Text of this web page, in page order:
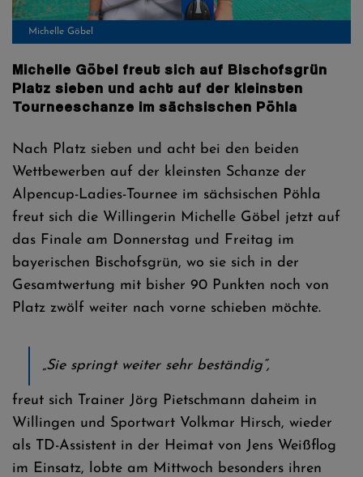
Michelle Göbel
Michelle Göbel freut sich auf Bischofsgrün
Platz sieben und acht auf der kleinsten
Tourneeschanze im sächsischen Pöhla
Nach Platz sieben und acht bei den beiden
Wettbewerben auf der kleinsten Schanze der
Alpencup-Ladies-Tournee im sächsischen Pöhla
freut sich die Willingerin Michelle Göbel jetzt auf
das Finale am Donnerstag und Freitag im
bayerischen Bischofsgrün, wo sie sich in der
Gesamtwertung mit bisher 90 Punkten noch von
Platz zwölf weiter nach vorne schieben möchte.
„Sie springt weiter sehr beständig“,
freut sich Trainer Jörg Pietschmann daheim in
Willingen und Sportwart Volkmar Hirsch, wieder
als TD-Assistent in der Heimat von Jens Weißflog
im Einsatz, lobte am Mittwoch besonders ihren